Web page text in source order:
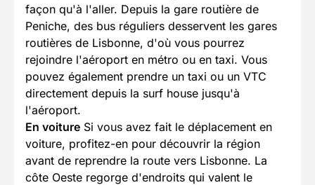
façon qu'à l'aller. Depuis la gare routière de
Peniche, des bus réguliers desservent les gares
routières de Lisbonne, d'où vous pourrez
rejoindre l'aéroport en métro ou en taxi. Vous
pouvez également prendre un taxi ou un VTC
directement depuis la surf house jusqu'à
l'aéroport.
En voiture Si vous avez fait le déplacement en
voiture, profitez-en pour découvrir la région
avant de reprendre la route vers Lisbonne. La
côte Oeste regorge d'endroits qui valent le